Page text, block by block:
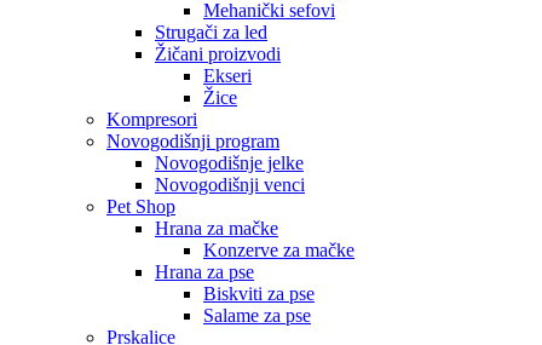
Mehanički sefovi
Strugači za led
Žičani proizvodi
Ekseri
Žice
Kompresori
Novogodišnji program
Novogodišnje jelke
Novogodišnji venci
Pet Shop
Hrana za mačke
Konzerve za mačke
Hrana za pse
Biskviti za pse
Salame za pse
Prskalice